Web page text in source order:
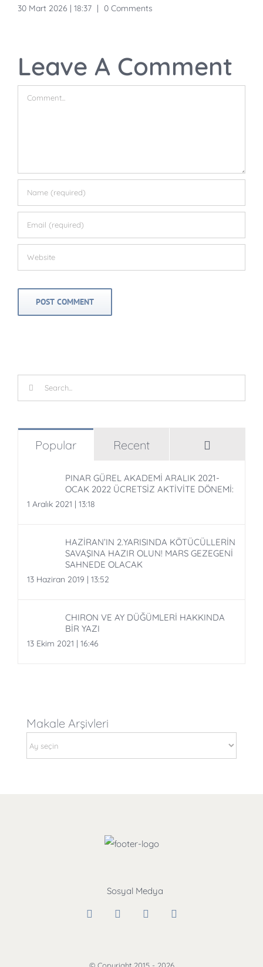
30 Mart 2026 | 18:37 | 0 Comments
Leave A Comment
Comment
Search
for:
Popular Recent
PINAR GÜREL AKADEMİ ARALIK 2021-
OCAK 2022 ÜCRETSİZ AKTİVİTE DÖNEMİ:
1 Aralık 2021 | 13:18
HAZİRAN’IN 2.YARISINDA KÖTÜCÜLLERİN
SAVAŞINA HAZIR OLUN! MARS GEZEGENİ
SAHNEDE OLACAK
13 Haziran 2019 | 13:52
CHIRON VE AY DÜĞÜMLERİ HAKKINDA
BİR YAZI
13 Ekim 2021 | 16:46
Makale Arşivleri
Arşivleri